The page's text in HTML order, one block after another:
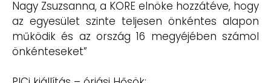
Nagy Zsuzsanna, a KORE elnöke hozzátéve, hogy
az egyesület szinte teljesen önkéntes alapon
működik és az ország 16 megyéjében számol
önkénteseket”